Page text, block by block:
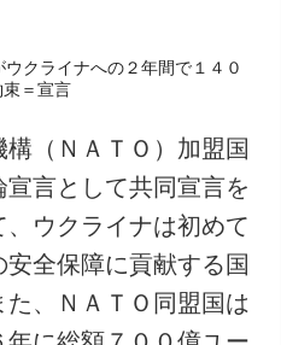
（ＮＡＴＯ）加盟国
言として共同宣言を
ウクライナは初めて
全保障に貢献する国
、ＮＡＴＯ同盟国は